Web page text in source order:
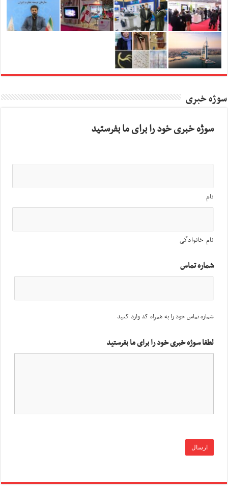
سوژه خبری
سوژه خبری خود را برای ما بفرستید
نام
نام خانوادگی
شماره تماس
شماره تماس خود را به همراه کد وارد کنید
لطفا سوژه خبری خود را برای ما بفرستید